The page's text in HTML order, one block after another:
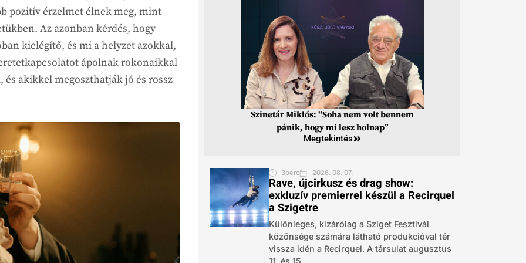
pozitív érzelmet élnek meg, mint
Az azonban kérdés, hogy
kielégítő, és mi a helyzet azokkal,
ápolnak rokonaikkal
akikkel megoszthatják jó és rossz
Szinetár Miklós: "Soha nem volt bennem
pánik, hogy mi lesz holnap”
Megtekintés
3perc 2026. 08. 07.
Rave, újcirkusz és drag show:
exkluzív premierrel készül a Recirquel
a Szigetre
Különleges, kizárólag a Sziget Fesztivál
közönsége számára látható produkcióval tér
vissza idén a Recirquel. A társulat augusztus